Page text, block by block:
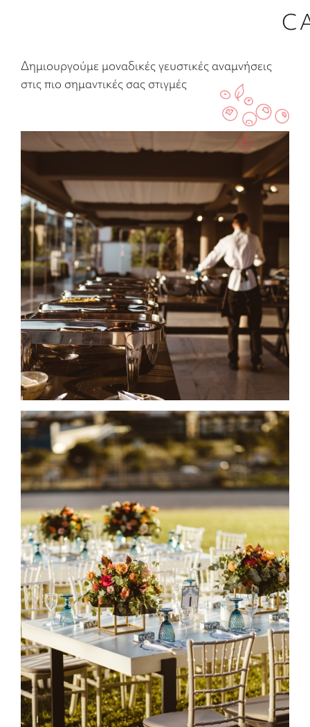
Δημιουργούμε μοναδικές γευστικές αναμνήσεις
στις πιο σημαντικές σας στιγμές